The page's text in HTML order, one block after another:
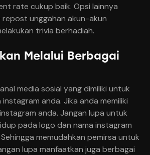
rate cukup baik. Opsi lainnya
repost unggahan akun-akun
trivia berhadiah.
Melalui Berbagai
media sosial yang dimiliki untuk
anda. Jika anda memiliki
anda. Jangan lupa untuk
pada logo dan nama instagram
memudahkan pemirsa untuk
lupa manfaatkan juga berbagai